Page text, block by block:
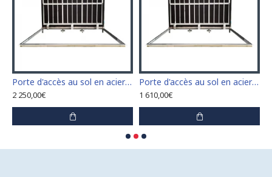
Porte d'accès au sol en acier inoxydable 120 cm x 120 cm pour intérieur et extérieur
2 250,00€
Porte d'accès au sol en acier inoxydable 60 cm x 100 cm pour intérieur et extérieur
1 610,00€